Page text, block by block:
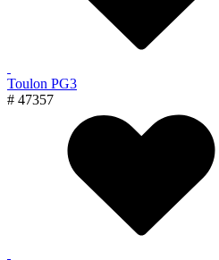
Toulon PG3
# 47357